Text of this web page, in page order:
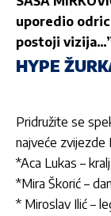
uporedio
postoji
HYPE
Pridružite se
najveće zvijezde
*Aca Lukas –
*Mira Škorić –
* Miroslav Ilić –